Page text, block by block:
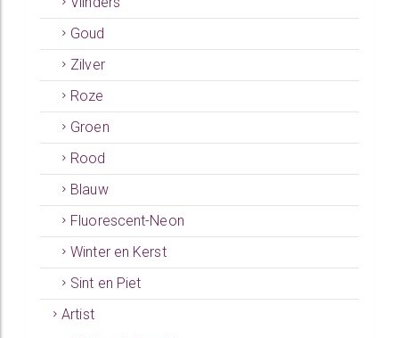
Goud
Zilver
Roze
Groen
Rood
Blauw
Fluorescent-Neon
Winter en Kerst
Sint en Piet
Artist